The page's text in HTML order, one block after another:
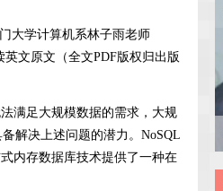
大学计算机系林子雨老师
文原文（全文PDF版权归出版
满足大规模数据的需求，大规
解决上述问题的潜力。NoSQL
内存数据库技术提供了一种在